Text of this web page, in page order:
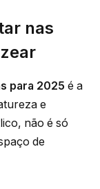
nas
para 2025 é a
e
não é só
de